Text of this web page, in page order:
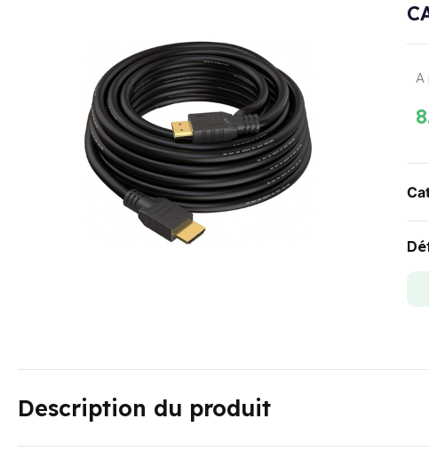
A
Description du produit